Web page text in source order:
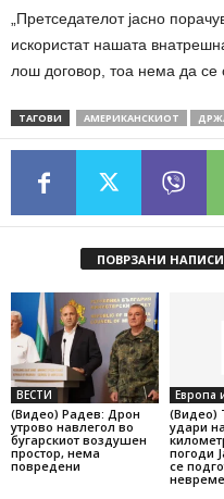
„Претседателот јасно
искористат нашата
лош договор, тоа нема да се
ТАГОВИ АМЕРИКАНСКИОТ
ПОВРЗАНИ НАПИСИ
ВЕСТИ
(Видео) Радев: Дрон
утрово навлегол во
бугарскиот воздушен
простор, нема
повредени
Европа
(Видео)
удари
погоди
се